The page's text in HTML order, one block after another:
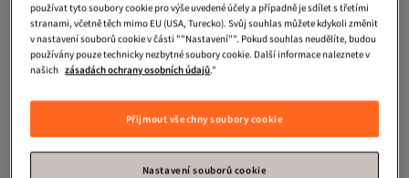
používat tyto soubory cookie pro výše uvedené účely a případně je sdílet s třetími
stranami, včetně těch mimo EU (USA, Turecko). Svůj souhlas můžete kdykoli změnit
v nastavení souborů cookie v části ""Nastavení"". Pokud souhlas neudělíte, budou
používány pouze technicky nezbytné soubory cookie. Další informace naleznete v
našich zásadách ochrany osobních údajů."
Přijmout všechny soubory cookie
Nastavení souborů cookie